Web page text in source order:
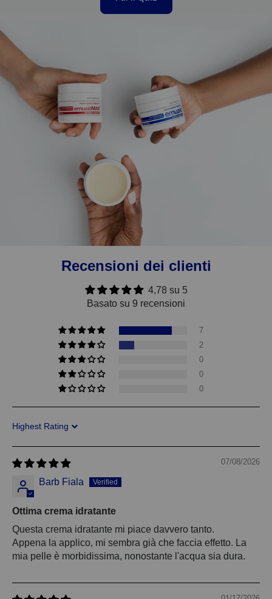
Recensioni dei clienti
4,78 su 5
Basato su 9 recensioni
7
2
0
0
0
Sort by
07/08/2026
Barb Fiala
Ottima crema idratante
Questa crema idratante mi piace davvero tanto.
Appena la applico, mi sembra già che faccia effetto. La
mia pelle è morbidissima, nonostante l'acqua sia dura.